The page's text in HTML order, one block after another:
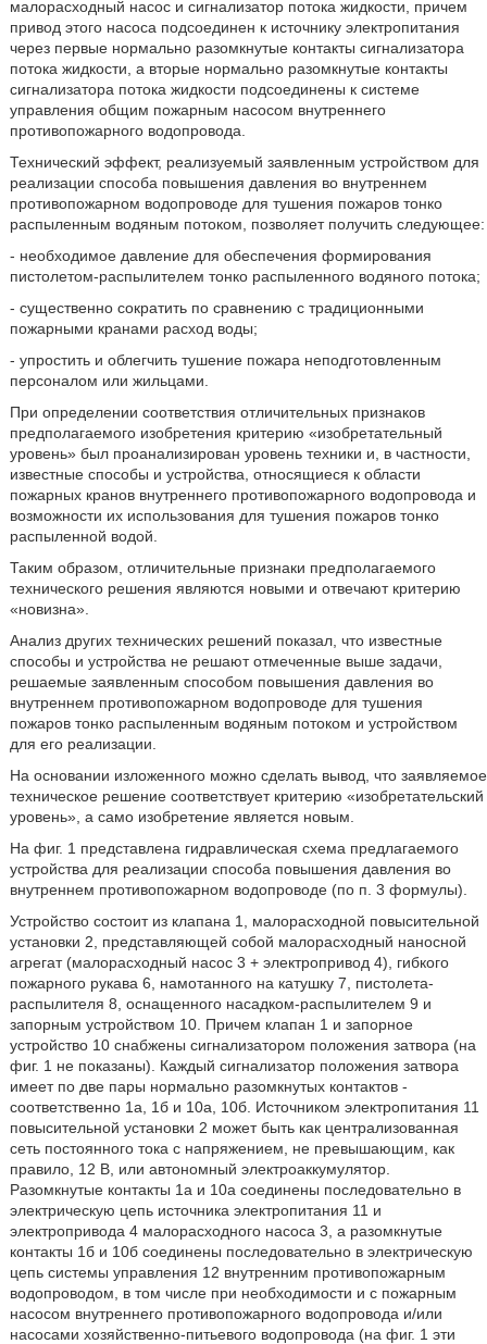
малорасходный насос и сигнализатор потока жидкости, причем
привод этого насоса подсоединен к источнику электропитания
через первые нормально разомкнутые контакты сигнализатора
потока жидкости, а вторые нормально разомкнутые контакты
сигнализатора потока жидкости подсоединены к системе
управления общим пожарным насосом внутреннего
противопожарного водопровода.
Технический эффект, реализуемый заявленным устройством для
реализации способа повышения давления во внутреннем
противопожарном водопроводе для тушения пожаров тонко
распыленным водяным потоком, позволяет получить следующее:
- необходимое давление для обеспечения формирования
пистолетом-распылителем тонко распыленного водяного потока;
- существенно сократить по сравнению с традиционными
пожарными кранами расход воды;
- упростить и облегчить тушение пожара неподготовленным
персоналом или жильцами.
При определении соответствия отличительных признаков
предполагаемого изобретения критерию «изобретательный
уровень» был проанализирован уровень техники и, в частности,
известные способы и устройства, относящиеся к области
пожарных кранов внутреннего противопожарного водопровода и
возможности их использования для тушения пожаров тонко
распыленной водой.
Таким образом, отличительные признаки предполагаемого
технического решения являются новыми и отвечают критерию
«новизна».
Анализ других технических решений показал, что известные
способы и устройства не решают отмеченные выше задачи,
решаемые заявленным способом повышения давления во
внутреннем противопожарном водопроводе для тушения
пожаров тонко распыленным водяным потоком и устройством
для его реализации.
На основании изложенного можно сделать вывод, что заявляемое
техническое решение соответствует критерию «изобретательский
уровень», а само изобретение является новым.
На фиг. 1 представлена гидравлическая схема предлагаемого
устройства для реализации способа повышения давления во
внутреннем противопожарном водопроводе (по п. 3 формулы).
Устройство состоит из клапана 1, малорасходной повысительной
установки 2, представляющей собой малорасходный наносной
агрегат (малорасходный насос 3 + электропривод 4), гибкого
пожарного рукава 6, намотанного на катушку 7, пистолета-
распылителя 8, оснащенного насадком-распылителем 9 и
запорным устройством 10. Причем клапан 1 и запорное
устройство 10 снабжены сигнализатором положения затвора (на
фиг. 1 не показаны). Каждый сигнализатор положения затвора
имеет по две пары нормально разомкнутых контактов -
соответственно 1а, 1б и 10а, 10б. Источником электропитания 11
повысительной установки 2 может быть как централизованная
сеть постоянного тока с напряжением, не превышающим, как
правило, 12 В, или автономный электроаккумулятор.
Разомкнутые контакты 1а и 10а соединены последовательно в
электрическую цепь источника электропитания 11 и
электропривода 4 малорасходного насоса 3, а разомкнутые
контакты 1б и 10б соединены последовательно в электрическую
цепь системы управления 12 внутренним противопожарным
водопроводом, в том числе при необходимости и с пожарным
насосом внутреннего противопожарного водопровода и/или
насосами хозяйственно-питьевого водопровода (на фиг. 1 эти